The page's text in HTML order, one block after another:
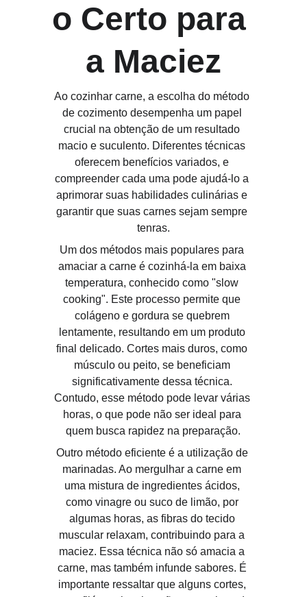
o Certo para
a Maciez
Ao cozinhar carne, a escolha do método
de cozimento desempenha um papel
crucial na obtenção de um resultado
macio e suculento. Diferentes técnicas
oferecem benefícios variados, e
compreender cada uma pode ajudá-lo a
aprimorar suas habilidades culinárias e
garantir que suas carnes sejam sempre
tenras.
Um dos métodos mais populares para
amaciar a carne é cozinhá-la em baixa
temperatura, conhecido como "slow
cooking". Este processo permite que
colágeno e gordura se quebrem
lentamente, resultando em um produto
final delicado. Cortes mais duros, como
músculo ou peito, se beneficiam
significativamente dessa técnica.
Contudo, esse método pode levar várias
horas, o que pode não ser ideal para
quem busca rapidez na preparação.
Outro método eficiente é a utilização de
marinadas. Ao mergulhar a carne em
uma mistura de ingredientes ácidos,
como vinagre ou suco de limão, por
algumas horas, as fibras do tecido
muscular relaxam, contribuindo para a
maciez. Essa técnica não só amacia a
carne, mas também infunde sabores. É
importante ressaltar que alguns cortes,